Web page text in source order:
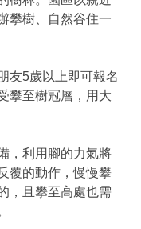
攀樹、自然谷住一
友5歲以上即可報名
攀至樹冠層，用大
，利用腳的力氣將
覆的動作，慢慢攀
，且攀至高處也需